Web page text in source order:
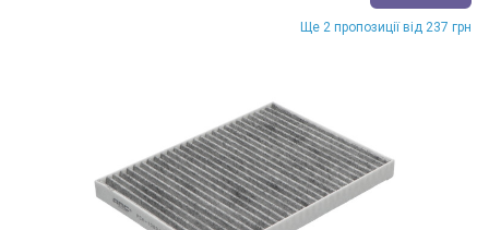
Ще 2 пропозиції від 237 грн